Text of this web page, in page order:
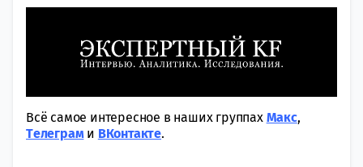
Всё самое интересное в наших группах Макс,
Tелеграми ВКонтакте.